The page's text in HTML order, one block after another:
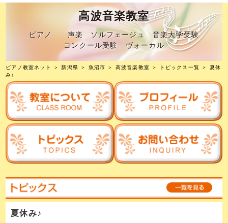
高波音楽教室
ピアノ 声楽 ソルフェージュ 音楽大学受験
コンクール受験 ヴォーカル
ピアノ教室ネット ＞新潟県 ＞ 魚沼市 ＞ 高波音楽教室 ＞ トピックス一覧 ＞ 夏休
み♪
夏休み♪